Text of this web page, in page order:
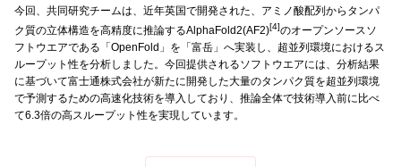
今回、共同研究チームは、近年英国で開発された、アミノ酸配列からタンパ
ク質の立体構造を高精度に推論するAlphaFold2(AF2)[4]のオープンソースソ
フトウエアである「OpenFold」を「富岳」へ実装し、超並列環境におけるス
ループット性を分析しました。今回提供されるソフトウエアには、分析結果
に基づいて富士通株式会社が新たに開発した大量のタンパク質を超並列環境
で予測するための高速化技術を導入しており、推論全体で技術導入前に比べ
て6.3倍の高スループット性を実現しています。